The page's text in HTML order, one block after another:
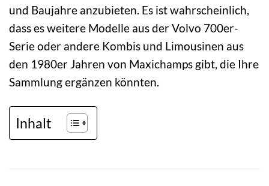
und Baujahre anzubieten. Es ist wahrscheinlich,
dass es weitere Modelle aus der Volvo 700er-
Serie oder andere Kombis und Limousinen aus
den 1980er Jahren von Maxichamps gibt, die Ihre
Sammlung ergänzen könnten.
Inhalt